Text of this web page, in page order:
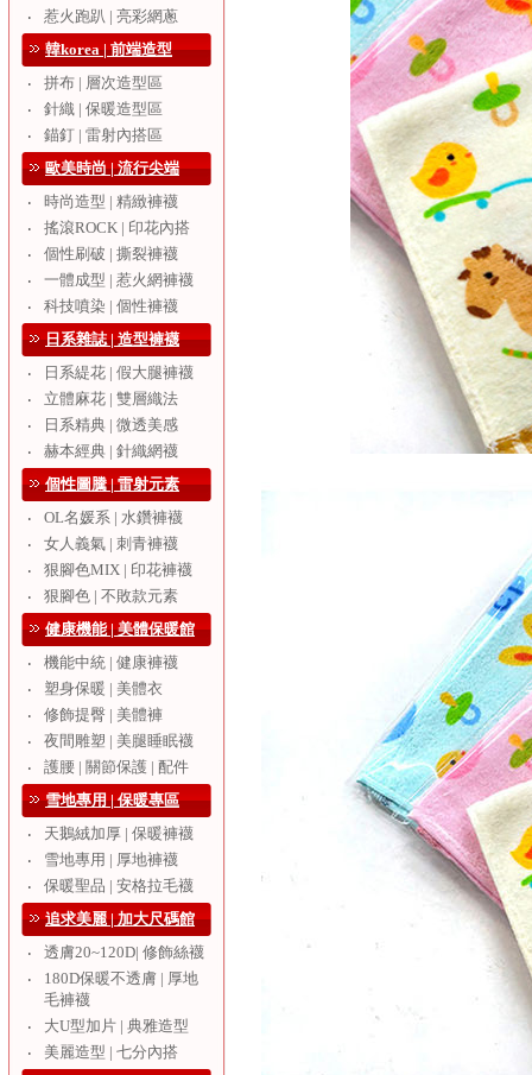
‧
惹火跑趴 | 亮彩網蔥
韓korea | 前端造型
‧
拼布 | 層次造型區
‧
針織 | 保暖造型區
‧
錨釘 | 雷射內搭區
歐美時尚 | 流行尖端
‧
時尚造型 | 精緻褲襪
‧
搖滾ROCK | 印花內搭
‧
個性刷破 | 撕裂褲襪
‧
一體成型 | 惹火網褲襪
‧
科技噴染 | 個性褲襪
日系雜誌 | 造型褲襪
‧
日系緹花 | 假大腿褲襪
‧
立體麻花 | 雙層織法
‧
日系精典 | 微透美感
‧
赫本經典 | 針織網襪
個性圖騰 | 雷射元素
‧
OL名媛系 | 水鑽褲襪
‧
女人義氣 | 刺青褲襪
‧
狠腳色MIX | 印花褲襪
‧
狠腳色 | 不敗款元素
健康機能 | 美體保暖館
‧
機能中統 | 健康褲襪
‧
塑身保暖 | 美體衣
‧
修飾提臀 | 美體褲
‧
夜間雕塑 | 美腿睡眠襪
‧
護腰 | 關節保護 | 配件
雪地專用 | 保暖專區
‧
天鵝絨加厚 | 保暖褲襪
‧
雪地專用 | 厚地褲襪
‧
保暖聖品 | 安格拉毛襪
追求美麗 | 加大尺碼館
‧
透膚20~120D| 修飾絲襪
‧
180D保暖不透膚 | 厚地
毛褲襪
‧
大U型加片 | 典雅造型
‧
美麗造型 | 七分內搭